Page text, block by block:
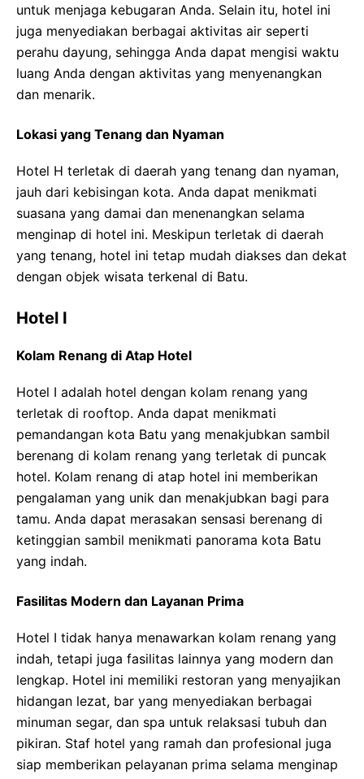
untuk menjaga kebugaran Anda. Selain itu, hotel ini
juga menyediakan berbagai aktivitas air seperti
perahu dayung, sehingga Anda dapat mengisi waktu
luang Anda dengan aktivitas yang menyenangkan
dan menarik.
Lokasi yang Tenang dan Nyaman
Hotel H terletak di daerah yang tenang dan nyaman,
jauh dari kebisingan kota. Anda dapat menikmati
suasana yang damai dan menenangkan selama
menginap di hotel ini. Meskipun terletak di daerah
yang tenang, hotel ini tetap mudah diakses dan dekat
dengan objek wisata terkenal di Batu.
Hotel I
Kolam Renang di Atap Hotel
Hotel I adalah hotel dengan kolam renang yang
terletak di rooftop. Anda dapat menikmati
pemandangan kota Batu yang menakjubkan sambil
berenang di kolam renang yang terletak di puncak
hotel. Kolam renang di atap hotel ini memberikan
pengalaman yang unik dan menakjubkan bagi para
tamu. Anda dapat merasakan sensasi berenang di
ketinggian sambil menikmati panorama kota Batu
yang indah.
Fasilitas Modern dan Layanan Prima
Hotel I tidak hanya menawarkan kolam renang yang
indah, tetapi juga fasilitas lainnya yang modern dan
lengkap. Hotel ini memiliki restoran yang menyajikan
hidangan lezat, bar yang menyediakan berbagai
minuman segar, dan spa untuk relaksasi tubuh dan
pikiran. Staf hotel yang ramah dan profesional juga
siap memberikan pelayanan prima selama menginap